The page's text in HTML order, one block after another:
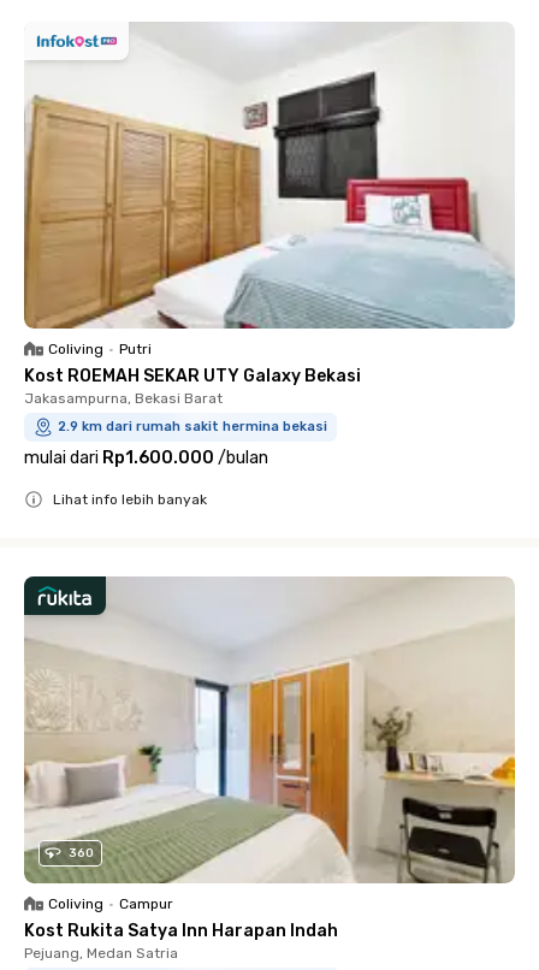
Coliving • Putri
Kost ROEMAH SEKAR UTY Galaxy Bekasi
Jakasampurna, Bekasi Barat
2.9 km dari rumah sakit hermina bekasi
mulai dari Rp1.600.000 /bulan
Lihat info lebih banyak
360
Coliving • Campur
Kost Rukita Satya Inn Harapan Indah
Pejuang, Medan Satria